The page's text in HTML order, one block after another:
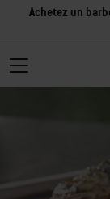
Achetez un